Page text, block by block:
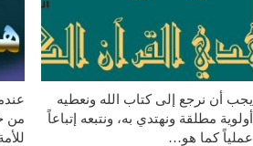
يجب أن نرجع إلى كتاب الله ونعطيه
أولوية مطلقة ونهتدي به، ونتبعه إتباعاً
عملياً كما هو…
من